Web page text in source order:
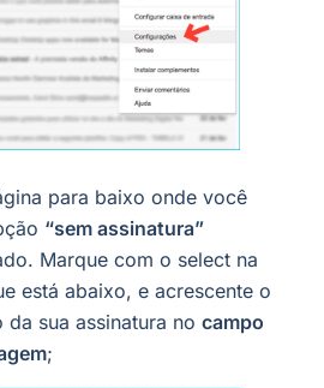
para baixo onde você
“sem assinatura”
Marque com o select na
está abaixo, e acrescente o
da sua assinatura no campo
;